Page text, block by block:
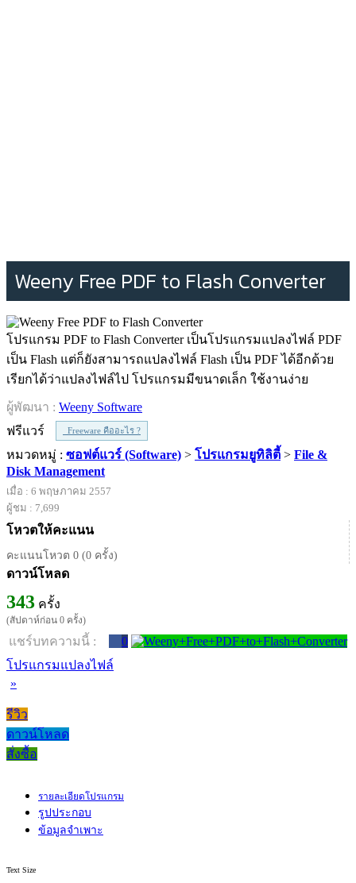
Weeny Free PDF to Flash Converter
โปรแกรม PDF to Flash Converter เป็นโปรแกรมแปลงไฟล์ PDF
เป็น Flash แต่ก็ยังสามารถแปลงไฟล์ Flash เป็น PDF ได้อีกด้วย
เรียกได้ว่าแปลงไฟล์ไป โปรแกรมมีขนาดเล็ก ใช้งานง่าย
ผู้พัฒนา : Weeny Software
ฟรีแวร์
Freeware คืออะไร ?
หมวดหมู่ : ซอฟต์แวร์ (Software) > โปรแกรมยูทิลิตี้ > File &
Disk Management
เมื่อ : 6 พฤษภาคม 2557
ผู้ชม : 7,699
โหวตให้คะแนน
คะแนนโหวต 0 (0 ครั้ง)
ดาวน์โหลด
343 ครั้ง
(สัปดาห์ก่อน 0 ครั้ง)
แชร์บทความนี้ :
0
โปรแกรมแปลงไฟล์
»
รีวิว
ดาวน์โหลด
สั่งซื้อ
รายละเอียดโปรแกรม
รูปประกอบ
ข้อมูลจำเพาะ
Text Size